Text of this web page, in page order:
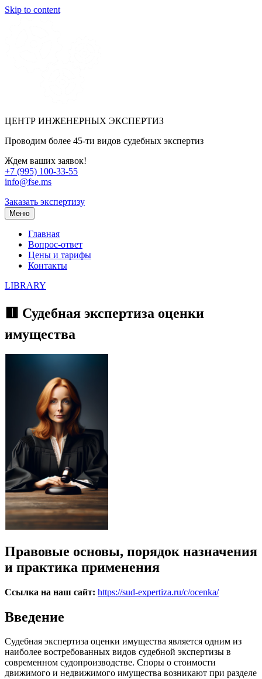
Skip to content
ЦЕНТР ИНЖЕНЕРНЫХ ЭКСПЕРТИЗ
Проводим более 45-ти видов судебных экспертиз
Ждем ваших заявок!
+7 (995) 100-33-55
info@fse.ms
Заказать экспертизу
Меню
Главная
Вопрос-ответ
Цены и тарифы
Контакты
LIBRARY
🟥 Судебная экспертиза оценки
имущества
Правовые основы, порядок назначения
и практика применения
Ссылка на наш сайт: https://sud-expertiza.ru/c/ocenka/
Введение
Судебная экспертиза оценки имущества является одним из
наиболее востребованных видов судебной экспертизы в
современном судопроизводстве. Споры о стоимости
движимого и недвижимого имущества возникают при разделе